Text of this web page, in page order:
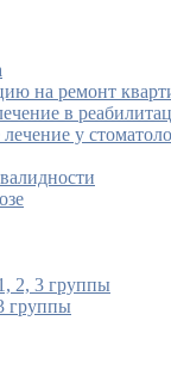
на ремонт
в
у
2, 3 группы
группы